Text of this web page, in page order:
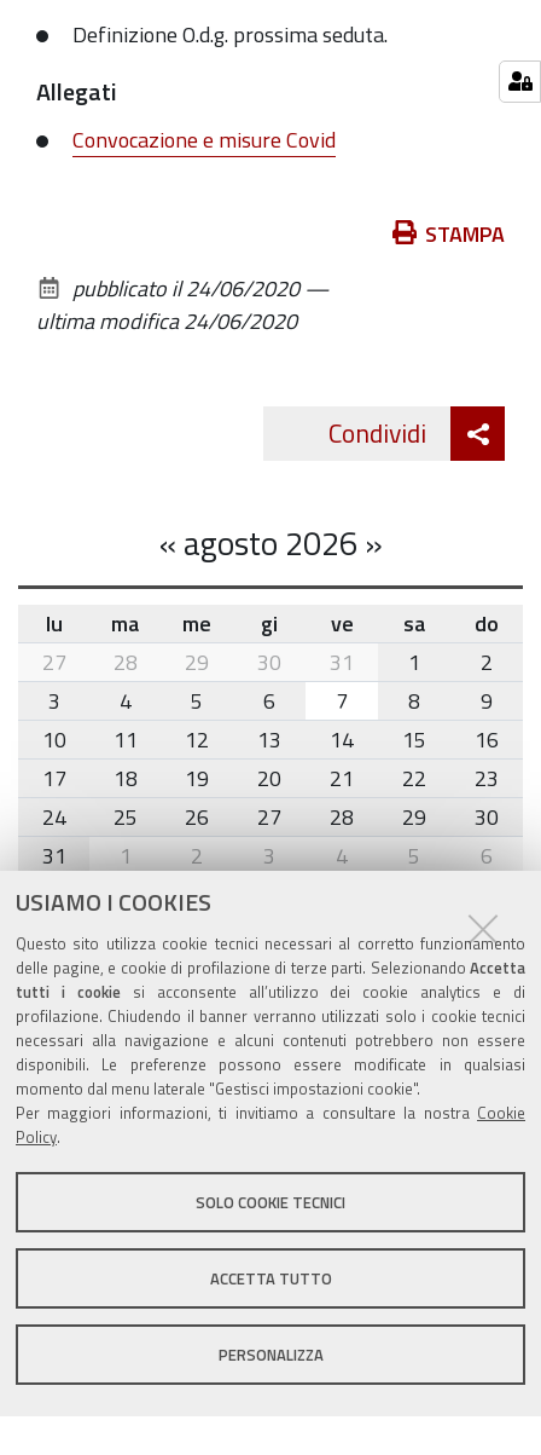
USIAMO I COOKIES
Questo sito utilizza cookie tecnici necessari al corretto funzionamento
delle pagine, e cookie di profilazione di terze parti. Selezionando Accetta
tutti i cookiesi acconsente all’utilizzo dei cookie analytics e di
profilazione. Chiudendo il banner verranno utilizzati solo i cookie tecnici
necessari alla navigazione e alcuni contenuti potrebbero non essere
disponibili. Le preferenze possono essere modificate in qualsiasi
momento dal menu laterale "Gestisci impostazioni cookie".
Per maggiori informazioni, ti invitiamo a consultare la nostra Cookie
Policy.
SOLO COOKIE TECNICI
ACCETTA TUTTO
PERSONALIZZA
Definizione O.d.g. prossima seduta.
Allegati
Convocazione e misure Covid
documento
STAMPA
pubblicato il24/06/2020—
ultima modifica24/06/2020
Condividi
«agosto 2026 »
month-
8
lu ma me gi ve sa
do
27
28 29 30 31 1
2
3
4 5 6 7 8
9
10
11 12 13 14 15
16
17
18 19 20 21 22
23
24
25 26 27 28 29
30
31
1 2 3 4 5 6
Agenda eventi
torna alla sezione
Valuta questo sito
Sito istituzionale Comune di Zola Predosa
DPO|Accessibilità